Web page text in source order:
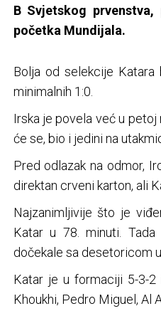
B Svjetskog
početka Mundijala.
Bolja od selekcije Katara
minimalnih 1:0.
Irska je povela već u
će se, bio i jedini na
Pred odlazak na odmor,
direktan crveni karton, ali
Najzanimljivije što je
Katar u 78. minuti.
dočekale sa desetoricom
Katar je u formaciji 5-3-2
Khoukhi, Pedro Miguel, Al